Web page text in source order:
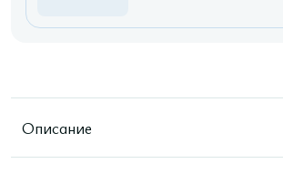
Описание